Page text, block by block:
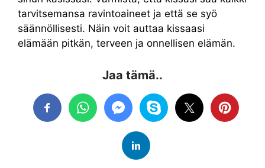
tarvitsemansa ravintoaineet ja että se syö
säännöllisesti. Näin voit auttaa kissaasi
elämään pitkän, terveen ja onnellisen elämän.
Jaa tämä..